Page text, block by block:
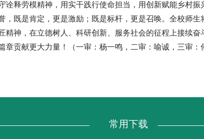
诠释劳模精神，用实干践行使命担当，用创新赋能乡村
，既是肯定，更是激励；既是标杆，更是召唤。全校师
精神，在立德树人、科研创新、服务社会的征程上接续
章贡献更大力量！（一审：杨一鸣，二审：喻诚，三审：
常用下载